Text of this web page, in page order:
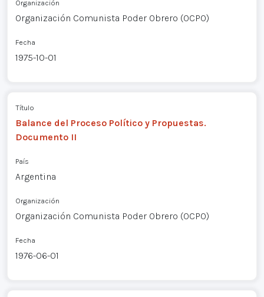
Organización
Organización Comunista Poder Obrero (OCPO)
Fecha
1975-10-01
Título
Balance del Proceso Político y Propuestas.
Documento II
País
Argentina
Organización
Organización Comunista Poder Obrero (OCPO)
Fecha
1976-06-01